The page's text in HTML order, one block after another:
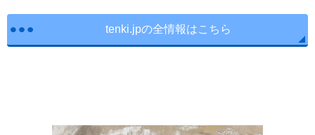
tenki.jpの全情報はこちら